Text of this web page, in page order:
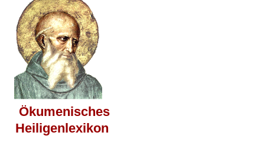
Ökumenisches
Heiligenlexikon